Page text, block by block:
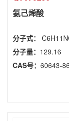
氨己烯酸
分子式：
分子量： 129.16
CAS号： 60643-